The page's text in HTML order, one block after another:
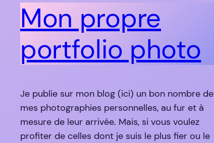
Mon propre
portfolio photo
Je publie sur mon blog (ici) un bon nombre de
mes photographies personnelles, au fur et à
mesure de leur arrivée. Mais, si vous voulez
profiter de celles dont je suis le plus fier ou le